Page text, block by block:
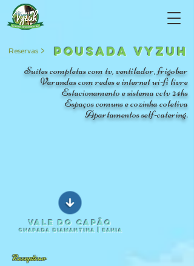
Suítes completas com tv, ventilador, frigobar
Varandas com redes e internet wi-fi livre
Estacionamento e sistema cctv 24hs
Espaços comuns e cozinha coletiva
Apartamentos self-catering.
Reservas >
Receptivo
POUSADA VyzuH
Vale do Capão
Chapada DIamantina | Bahia